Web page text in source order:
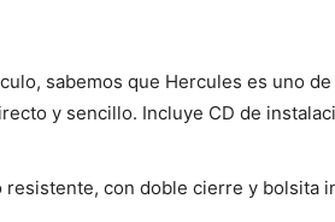
sabemos que Hercules es uno
y sencillo. Incluye CD de
con doble cierre y bolsita